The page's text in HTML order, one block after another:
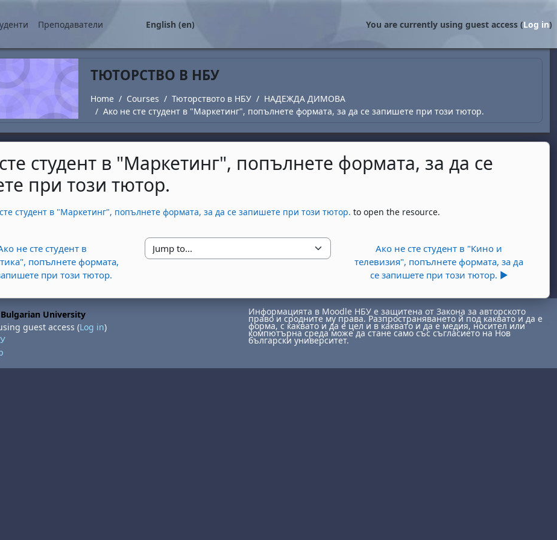
Преподаватели English ‎(en)‎ You are currently using guest access (Log in)
ТЮТОРСТВО В НБУ
Home Courses Тюторството в НБУ
НАДЕЖДА ДИМОВА
Ако не сте студент в "Маркетинг", попълнете формата, за да се запишете при този тютор.
студент в "Маркетинг", попълнете формата, за да се
при този тютор.
студент в "Маркетинг", попълнете формата, за да се запишете при този тютор. to open the resource.
не сте студент в
попълнете формата,
при този тютор.
Jump to...
Ако не сте студент в "Кино и
телевизия", попълнете формата, за да
се запишете при този тютор. ▶︎
Информацията в Moodle НБУ е защитена от Закона за авторското
право и сродните му права. Разпространяването й под каквато и да е
форма, с каквато и да е цел и в каквато и да е медия, носител или
компютърна среда може да стане само със съгласието на Нов
български университет.
University
guest access (Log in)